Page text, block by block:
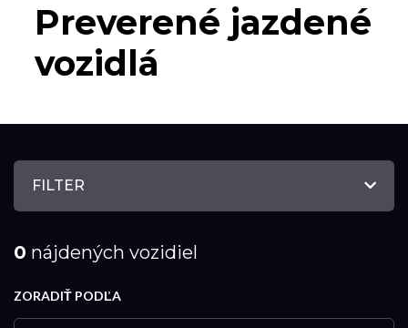
Preverené jazdené
vozidlá
FILTER
0 nájdených vozidiel
ZORADIŤ PODĽA